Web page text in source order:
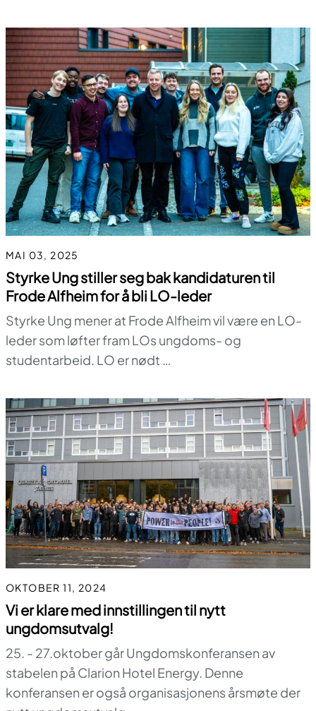
MAI 03, 2025
Styrke Ung stiller seg bak kandidaturen til
Frode Alfheim for å bli LO-leder
Styrke Ung mener at Frode Alfheim vil være en LO-
leder som løfter fram LOs ungdoms- og
studentarbeid. LO er nødt …
OKTOBER 11, 2024
Vi er klare med innstillingen til nytt
ungdomsutvalg!
25. - 27.oktober går Ungdomskonferansen av
stabelen på Clarion Hotel Energy. Denne
konferansen er også organisasjonens årsmøte der